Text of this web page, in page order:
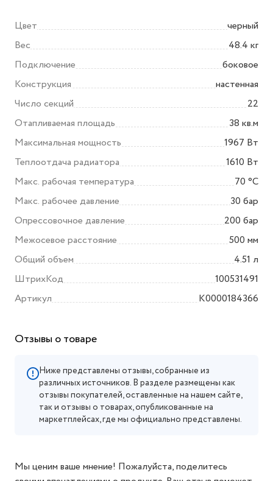
Цвет
черный
Вес
48.4 кг
Подключение
боковое
Конструкция
настенная
Число секций
22
Отапливаемая площадь
38 кв.м
Максимальная мощность
1967 Вт
Теплоотдача радиатора
1610 Вт
Макс. рабочая температура
70 °С
Макс. рабочее давление
30 бар
Опрессовочное давление
200 бар
Межосевое расстояние
500 мм
Общий объем
4.51 л
ШтрихКод
100531491
Артикул
K0000184366
Отзывы о товаре
Ниже представлены отзывы, собранные из
различных источников. В разделе размещены как
отзывы покупателей, оставленные на нашем сайте,
так и отзывы о товарах, опубликованные на
маркетплейсах, где мы официально представлены.
Мы ценим ваше мнение! Пожалуйста, поделитесь